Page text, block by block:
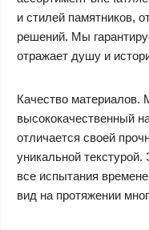
и стилей памятников,
решений. Мы
отражает душу и
Качество материалов.
высококачественный
отличается своей
уникальной
все испытания
вид на протяжении